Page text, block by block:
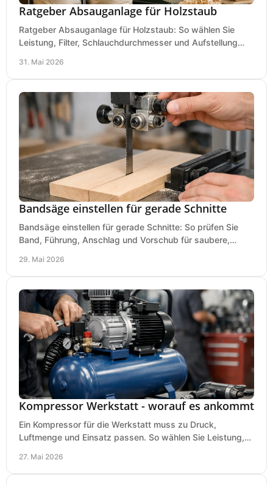
Ratgeber Absauganlage für Holzstaub
Ratgeber Absauganlage für Holzstaub: So wählen Sie
Leistung, Filter, Schlauchdurchmesser und Aufstellung
31. Mai 2026
Bandsäge einstellen für gerade Schnitte
Bandsäge einstellen für gerade Schnitte: So prüfen Sie
Band, Führung, Anschlag und Vorschub für saubere,
29. Mai 2026
Kompressor Werkstatt - worauf es ankommt
Ein Kompressor für die Werkstatt muss zu Druck,
Luftmenge und Einsatz passen. So wählen Sie Leistung,
27. Mai 2026